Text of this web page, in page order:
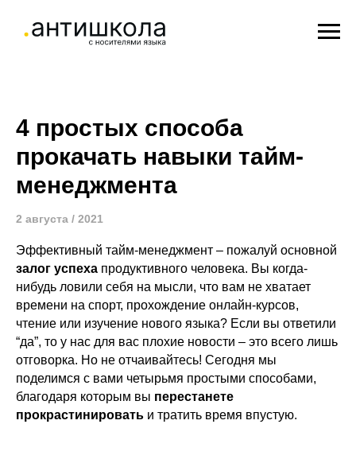
4 простых способа
прокачать навыки тайм-
менеджмента
2 августа / 2021
Эффективный тайм-менеджмент – пожалуй основной
залог успеха продуктивного человека. Вы когда-
нибудь ловили себя на мысли, что вам не хватает
времени на спорт, прохождение онлайн-курсов,
чтение или изучение нового языка? Если вы ответили
“да”, то у нас для вас плохие новости – это всего лишь
отговорка. Но не отчаивайтесь! Сегодня мы
поделимся с вами четырьмя простыми способами,
благодаря которым вы перестанете
прокрастинировать и тратить время впустую.